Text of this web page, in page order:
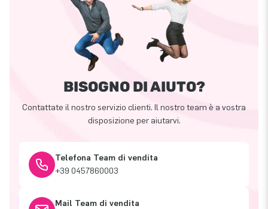
BISOGNO DI AIUTO?
Contattate il nostro servizio clienti. Il nostro team è a vostra
disposizione per aiutarvi.
Telefona Team di vendita
+39 0457860003
Mail Team di vendita